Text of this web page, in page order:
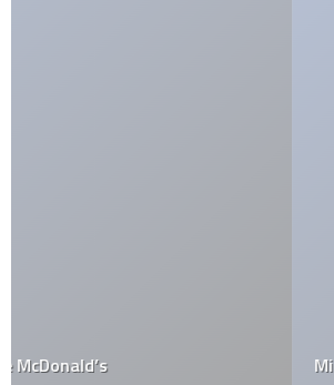
Microsoft ofrece $44 mil mdd por